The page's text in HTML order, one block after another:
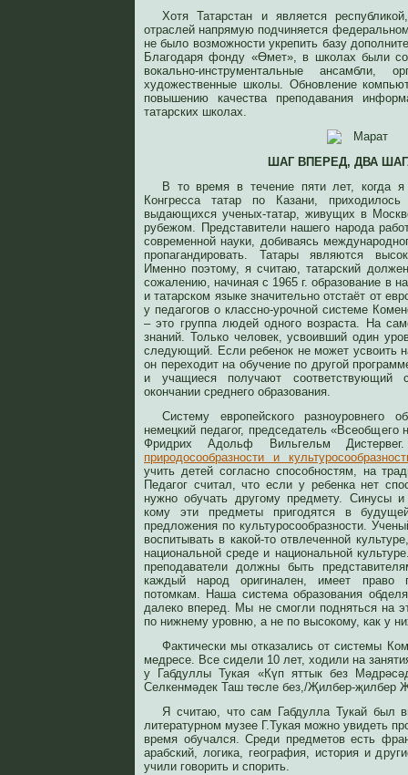
Хотя Татарстан и является
отраслей напрямую подчиняется
не было возможности укрепить базу
Благодаря фонду «Өмет», в школах были
вокально-инструментальные ансамбли,
художественные школы. Обновление
повышению качества преподавания
татарских школах.
ШАГ ВПЕРЕД, ДВА
В то время в течение пяти лет, когда
Конгресса татар по Казани,
выдающихся ученых-татар, живущих в
рубежом. Представители нашего народа
современной науки, добиваясь
пропагандировать. Татары являются
Именно поэтому, я считаю, татарский
сожалению, начиная с 1965 г. образование в
и татарском языке значительно отстаёт от
у педагогов о классно-урочной системе
– это группа людей одного возраста. На
знаний. Только человек, усвоивший один
следующий. Если ребенок не может усвоить
он переходит на обучение по другой
и учащиеся получают соответствующий
окончании среднего образования.
Систему европейского разноуровнего
немецкий педагог, председатель «Всеобщего
Фридрих Адольф Вильгельм
природосообразности и
учить детей согласно способностям, на
Педагог считал, что если у ребенка нет
нужно обучать другому предмету. Синусы
кому эти предметы пригодятся в
предложения по культуросообразности.
воспитывать в какой-то отвлеченной
национальной среде и национальной
преподаватели должны быть
каждый народ оригинален, имеет право
потомкам. Наша система образования
далеко вперед. Мы не смогли подняться на
по нижнему уровню, а не по высокому, как у
Фактически мы отказались от системы
медресе. Все сидели 10 лет, ходили на
у Габдуллы Тукая «Күп яттык без
Селкенмәдек Таш төсле без,/Җилбер-җилбер
Я считаю, что сам Габдулла Тукай был
литературном музее Г.Тукая можно увидеть
время обучался. Среди предметов есть
арабский, логика, география, история и
учили говорить и спорить.